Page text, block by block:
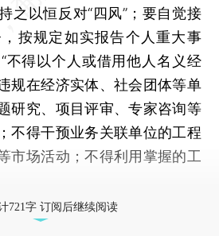
之以恒反对“四风”；要自觉接
按规定如实报告个人重大事
不得以个人或借用他人名义经
规在经济实体、社会团体等单
研究、项目评审、专家咨询等
不得干预业务关联单位的工程
市场活动；不得利用掌握的工
721字 订阅后继续阅读